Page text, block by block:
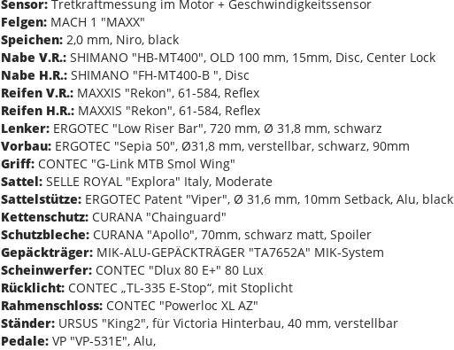
Sensor: Tretkraftmessung im Motor + Geschwindigkeitssensor
Felgen: MACH 1 "MAXX"
Speichen: 2,0 mm, Niro, black
Nabe V.R.: SHIMANO "HB-MT400", OLD 100 mm, 15mm, Disc, Center Lock
Nabe H.R.: SHIMANO "FH-MT400-B ", Disc
Reifen V.R.: MAXXIS "Rekon", 61-584, Reflex
Reifen H.R.: MAXXIS "Rekon", 61-584, Reflex
Lenker: ERGOTEC "Low Riser Bar", 720 mm, Ø 31,8 mm, schwarz
Vorbau: ERGOTEC "Sepia 50", Ø31,8 mm, verstellbar, schwarz, 90mm
Griff: CONTEC "G-Link MTB Smol Wing"
Sattel: SELLE ROYAL "Explora" Italy, Moderate
Sattelstütze: ERGOTEC Patent "Viper", Ø 31,6 mm, 10mm Setback, Alu, black
Kettenschutz: CURANA "Chainguard"
Schutzbleche: CURANA "Apollo", 70mm, schwarz matt, Spoiler
Gepäckträger: MIK-ALU-GEPÄCKTRÄGER "TA7652A" MIK-System
Scheinwerfer: CONTEC "Dlux 80 E+" 80 Lux
Rücklicht: CONTEC „TL-335 E-Stop“, mit Stoplicht
Rahmenschloss: CONTEC "Powerloc XL AZ"
Ständer: URSUS "King2", für Victoria Hinterbau, 40 mm, verstellbar
Pedale: VP "VP-531E", Alu,